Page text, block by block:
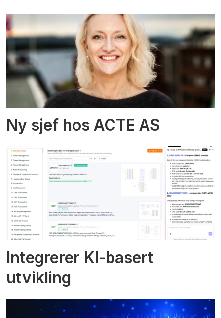
Ny sjef hos ACTE AS
Integrerer KI-basert
utvikling